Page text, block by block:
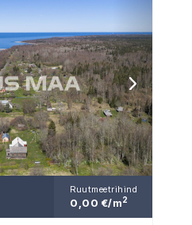
Ruutmeetrihind
0,00 €/m2